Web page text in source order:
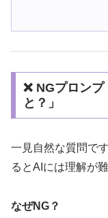
❌ NGプロン
と？」
一見自然な質問で
るとAIには理解が
なぜNG？